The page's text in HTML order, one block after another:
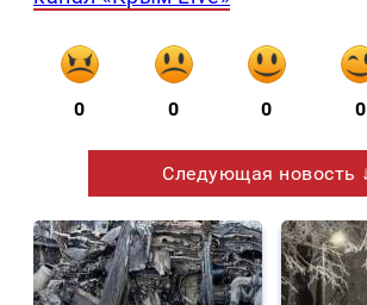
0 0 0 0
Следующая новость ↓